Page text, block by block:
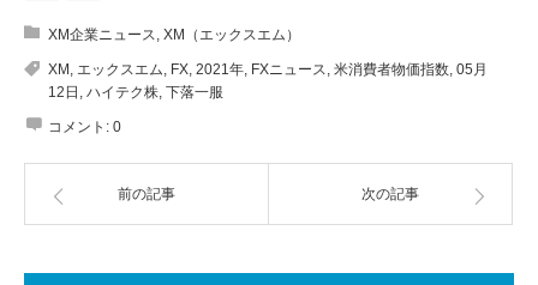
XM企業ニュース, XM（エックスエム）
XM , エックスエム, FX, 2021年, FXニュース, 米消費者物価指数, 05月
12日 , ハイテク株, 下落一服
コメント: 0
前の記事 次の記事